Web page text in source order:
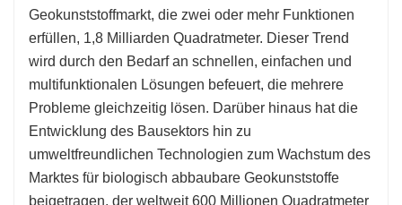
Geokunststoffmarkt, die zwei oder mehr Funktionen
erfüllen, 1,8 Milliarden Quadratmeter. Dieser Trend
wird durch den Bedarf an schnellen, einfachen und
multifunktionalen Lösungen befeuert, die mehrere
Probleme gleichzeitig lösen. Darüber hinaus hat die
Entwicklung des Bausektors hin zu
umweltfreundlichen Technologien zum Wachstum des
Marktes für biologisch abbaubare Geokunststoffe
beigetragen, der weltweit 600 Millionen Quadratmeter